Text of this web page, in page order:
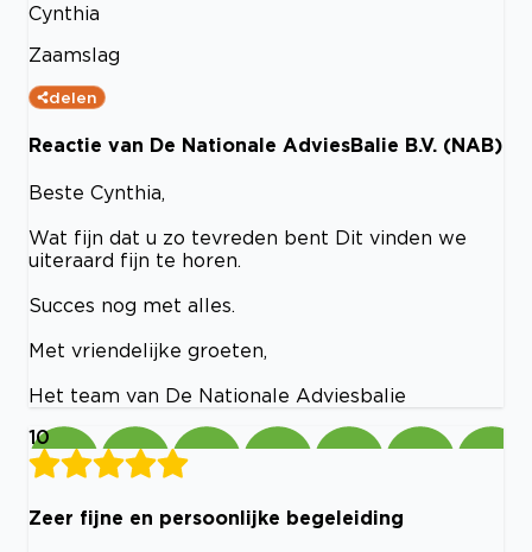
Cynthia
Zaamslag
delen
Reactie van De Nationale AdviesBalie B.V. (NAB)
Beste Cynthia,
Wat fijn dat u zo tevreden bent Dit vinden we
uiteraard fijn te horen.
Succes nog met alles.
Met vriendelijke groeten,
Het team van De Nationale Adviesbalie
10
Zeer fijne en persoonlijke begeleiding